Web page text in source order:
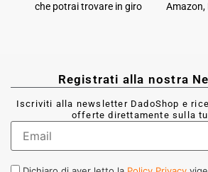
che potrai trovare in giro
Amazon,
Registrati alla nostra
Iscriviti alla newsletter DadoShop e
offerte direttamente sulla